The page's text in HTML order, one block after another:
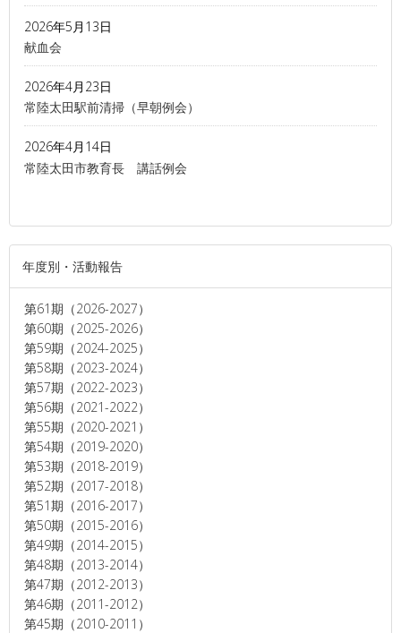
2026年5月13日
献血会
2026年4月23日
常陸太田駅前清掃（早朝例会）
2026年4月14日
常陸太田市教育長 講話例会
年度別・活動報告
第61期（2026-2027）
第60期（2025-2026）
第59期（2024-2025）
第58期（2023-2024）
第57期（2022-2023）
第56期（2021-2022）
第55期（2020-2021）
第54期（2019-2020）
第53期（2018-2019）
第52期（2017-2018）
第51期（2016-2017）
第50期（2015-2016）
第49期（2014-2015）
第48期（2013-2014）
第47期（2012-2013）
第46期（2011-2012）
第45期（2010-2011）